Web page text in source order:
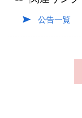
公告一覧